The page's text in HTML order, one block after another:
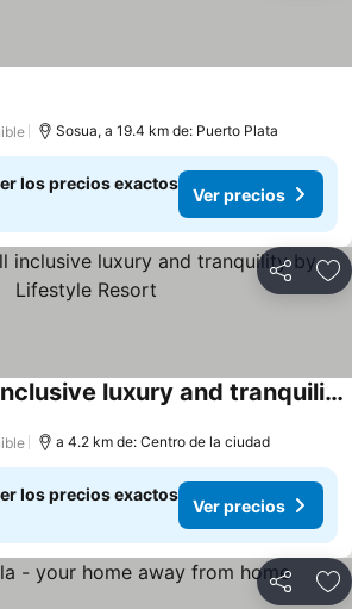
Sosua, a 19.4 km de: Puerto Plata
los precios exactos
Ver precios
Compartir
Junior Suite all inclusive luxury and tranquility by Lifestyle Resort
a 4.2 km de: Centro de la ciudad
los precios exactos
Ver precios
Compartir